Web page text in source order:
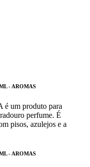
- AROMAS
um produto para
perfume. É
pisos, azulejos e a
- AROMAS